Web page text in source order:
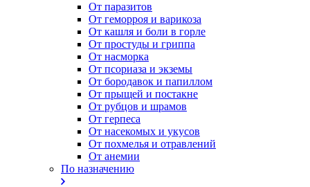
От паразитов
Oт геморроя и варикоза
От кашля и боли в горле
От простуды и гриппа
От насморка
Oт псориаза и экземы
От бородавок и папиллом
От прыщей и постакне
От рубцов и шрамов
От герпеса
От насекомых и укусов
От похмелья и отравлений
От анемии
По назначению